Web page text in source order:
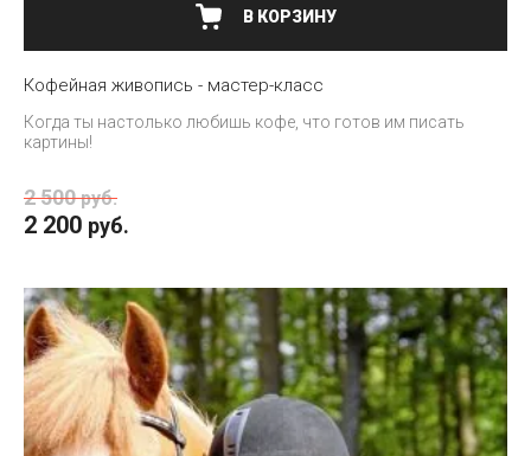
В КОРЗИНУ
Кофейная живопись - мастер-класс
Когда ты настолько любишь кофе, что готов им писать
картины!
2 500 руб.
2 200 руб.